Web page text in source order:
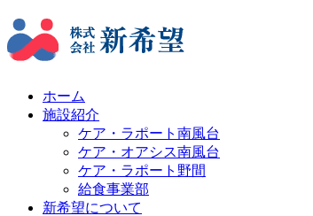
ホーム
施設紹介
ケア・ラポート南風台
ケア・オアシス南風台
ケア・ラポート野間
給食事業部
新希望について